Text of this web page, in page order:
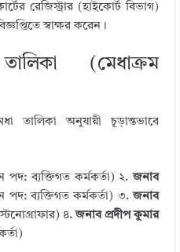
রেজিস্ট্রার (হাইকোর্ট বিভাগ)
স্বাক্ষর করেন।
তালিকা (মেধাক্রম
তালিকা অনুযায়ী চূড়ান্তভাবে
পদ: ব্যক্তিগত কর্মকর্তা) ২.জনাব
পদ: ব্যক্তিগত কর্মকর্তা) ৩.জনাব
৪.জনাব প্রদীপ কুমার